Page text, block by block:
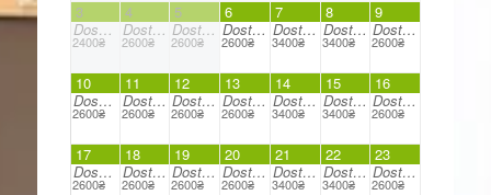
3
Dostępne
2400₴
4
Dostępne
2600₴
5
Dostępne
2600₴
6
Dostępne
2600₴
7
Dostępne
3400₴
8
Dostępne
3400₴
9
Dostępne
2600₴
10
Dostępne
2600₴
11
Dostępne
2600₴
12
Dostępne
2600₴
13
Dostępne
2600₴
14
Dostępne
3400₴
15
Dostępne
3400₴
16
Dostępne
2600₴
17
Dostępne
2600₴
18
Dostępne
2600₴
19
Dostępne
2600₴
20
Dostępne
2600₴
21
Dostępne
3400₴
22
Dostępne
3400₴
23
Dostępne
2600₴